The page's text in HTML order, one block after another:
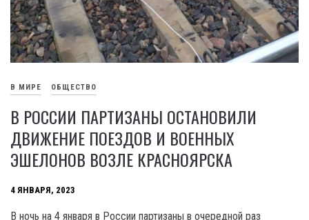
В МИРЕ ОБЩЕСТВО
В РОССИИ ПАРТИЗАНЫ ОСТАНОВИЛИ
ДВИЖЕНИЕ ПОЕЗДОВ И ВОЕННЫХ
ЭШЕЛОНОВ ВОЗЛЕ КРАСНОЯРСКА
4 ЯНВАРЯ, 2023
В ночь на 4 января в России партизаны в очередной раз